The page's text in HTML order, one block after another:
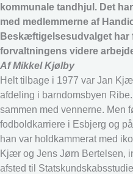
kommunale tandhjul. Det
med medlemmerne af
Beskæftigelsesudvalget har
forvaltningens videre
Af Mikkel Kjølby
Helt tilbage i 1977 var Jan
afdeling i barndomsbyen
sammen med vennerne. Men
fodboldkarriere i Esbjerg og
han var holdkammerat med
Kjær og Jens Jørn Bertelsen,
afsted til